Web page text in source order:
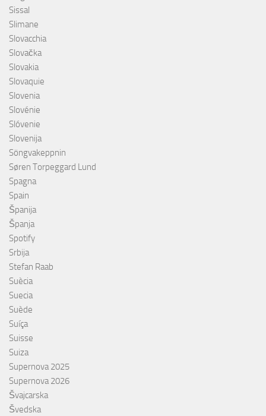
Sissal
Slimane
Slovacchia
Slovačka
Slovakia
Slovaquie
Slovenia
Slovénie
Slóvenie
Slovenija
Söngvakeppnin
Søren Torpeggard Lund
Spagna
Spain
Španija
Španja
Spotify
Srbija
Stefan Raab
Suècia
Suecia
Suède
Suíça
Suisse
Suiza
Supernova 2025
Supernova 2026
Švajcarska
Švedska